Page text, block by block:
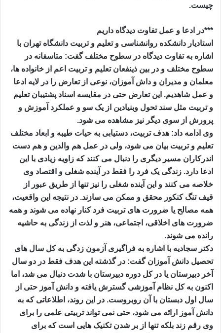
چیست.
***در ادعا و عمل تفاوت دیدگاه داریم
استادیار دانشکده روانشناسی و تعلیم و تربیت دانشگاه تهران با
اشاره به تفاوت دیدگاه در سطوح مختلف گفت: متاسفانه در
سطوح مختلف و در بین ذینفعان تعلیم و تربیت اعم از خانواده ها،
معلمان و مدیران و داش آموزان، نوعی از تعارض را در لایه ادعا
و عمل شاهدیم. این تعارض حتی در مقایسه اسناد پشتیبان تعلیم
و تربیت مثل سند تحول وبنیادین از یک سو و عملکرد آموزش و
پرورش از سوی دیگر نیز مشاهده می شود.
وی ادامه داد: هدف تربیت، دستیابی به حیات طیبه و ابعاد مختلف
تعلیم و تربیت بیان می شود، ولی در عمل هم والدین و هم دست
اندرکاران مسیر دیگری را دنبال می کنند که زاویه زیادی با این
ادعا دارد. زندگی یک فرد را فقط در آینده شغلی و اقتصاد وی
خلاصه می کنند و این آینده شغلی را نیز تنها از طریق عبور از
قیف تنگ کنکور محقق و ممکن می سازند. در نتیجه این واقعیت،
همه مصالح یا ضرورت های تربیت فرد کنار نهاده می شوند و همه
ضرورت های اخلاقی، اجتماعی، هنر و لذت از زندگی به حاشیه
رانده می شوند.
دکتر سجادیه با اشاره به فراگیری آزمون زدگی به کل سال های
تحصیل دانش آموزان گفت: در گذشته این هدف فقط در دو سال
آخر دبیرستان یا در کل دوره دبیرستان با شدت دنبال می شد، اما
اکنون به کل نظام آموزشی گسترش یافته و دانش آموز حتی از
سال اول دبستان با آن روبروست. در این روند، اطلاعاتی که به
دانش آموز ارائه می شود، حتی نمی تواند تربیتی علمی را برای
وی رقم زند بلکه تنها از بر شدن تکنیک هایی است که برای